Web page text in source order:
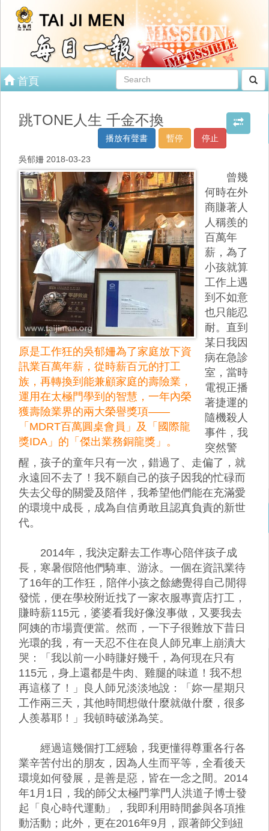
首頁
跳TONE人生 千金不換
停止
暫停
播放有聲書
吳郁姍 2018-03-23
原是工作狂的吳郁姍為了家庭放下資
訊業百萬年薪，從時薪百元的打工
族，再轉換到能兼顧家庭的壽險業，
運用在太極門學到的智慧，一年內榮
獲壽險業界的兩大榮譽獎項——
「MDRT百萬圓桌會員」及「國際龍
獎IDA」的「傑出業務銅龍獎」。
曾幾
何時在外
商賺著人
人稱羨的
百萬年
薪，為了
小孩就算
工作上遇
到不如意
也只能忍
耐。直到
某日我因
病在急診
室，當時
電視正播
著捷運的
隨機殺人
事件，我
突然警
醒，孩子的童年只有一次，錯過了、走偏了，就
永遠回不去了！我不願自己的孩子因我的忙碌而
失去父母的關愛及陪伴，我希望他們能在充滿愛
的環境中成長，成為自信勇敢且認真負責的新世
代。
2014年，我決定辭去工作專心陪伴孩子成
長，寒暑假陪他們騎車、游泳。一個在資訊業待
了16年的工作狂，陪伴小孩之餘總覺得自己閒得
發慌，便在學校附近找了一家衣服專賣店打工，
賺時薪115元，婆婆看我好像沒事做，又要我去
阿姨的市場賣便當。然而，一下子很難放下昔日
光環的我，有一天忍不住在良人師兄車上崩潰大
哭：「我以前一小時賺好幾千，為何現在只有
115元，身上還都是牛肉、雞腿的味道！我不想
再這樣了！」良人師兄淡淡地說：「妳一星期只
工作兩三天，其他時間想做什麼就做什麼，很多
人羨慕耶！」我頓時破涕為笑。
經過這幾個打工經驗，我更懂得尊重各行各
業辛苦付出的朋友，因為人生而平等，全看後天
環境如何發展，是善是惡，皆在一念之間。2014
年1月1日，我的師父太極門掌門人洪道子博士發
起「良心時代運動」，我即利用時間參與各項推
動活動；此外，更在2016年9月，跟著師父到紐